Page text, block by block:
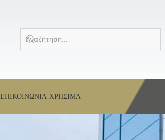
ΕΠΙΚΟΙΝΩΝΙΑ-ΧΡΗΣΙΜΑ